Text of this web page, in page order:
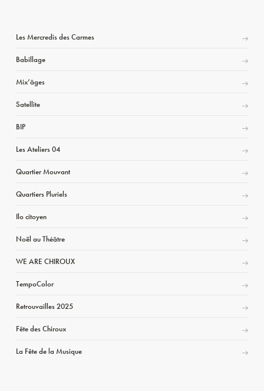
Les Mercredis des Carmes
Babillage
Mix’âges
Satellite
BIP
Les Ateliers 04
Quartier Mouvant
Quartiers Pluriels
Ilo citoyen
Noël au Théâtre
WE ARE CHIROUX
TempoColor
Retrouvailles 2025
Fête des Chiroux
La Fête de la Musique